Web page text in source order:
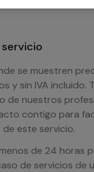
se muestren
y sin IVA incluido.
de nuestros
contigo para
este servicio.
de 24 horas
de servicios de